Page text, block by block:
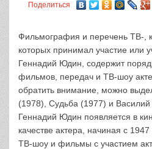
Поделиться
Фильмография и перечень ТВ-,
которых принимал участие или
Геннадий Юдин, содержит
фильмов, передач и ТВ-шоу
обратить внимание, можно
(1978), Судьба (1977) и Василий
Геннадий Юдин появляется в
качестве актера, начиная с
ТВ-шоу и фильмы с участием